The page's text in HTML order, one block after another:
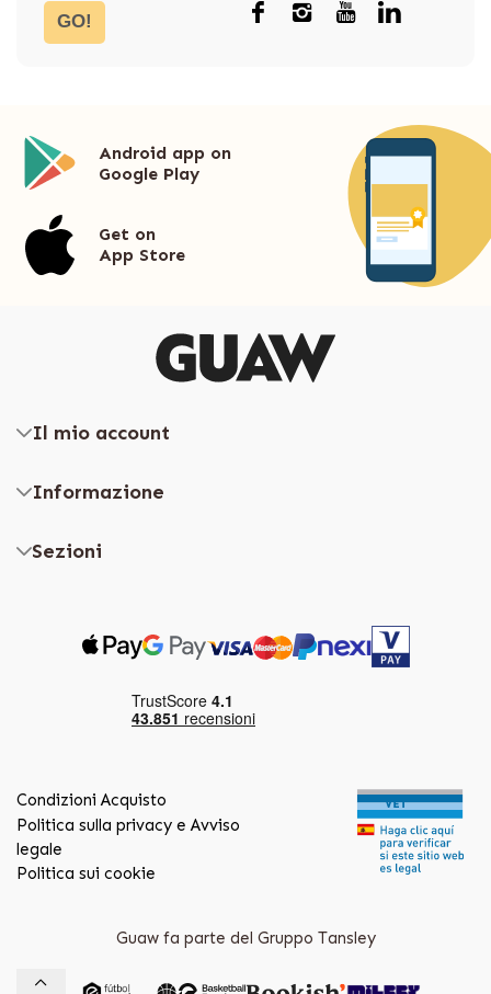
GO!
Android app on
Google Play
Get on
App Store
Il mio account
Informazione
Sezioni
Condizioni Acquisto
Politica sulla privacy e Avviso
legale
Politica sui cookie
Guaw fa parte del Gruppo Tansley